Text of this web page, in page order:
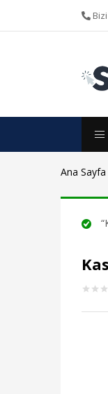
Ana Sayfa